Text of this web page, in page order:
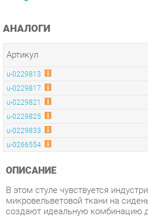
u-0229817
u-0229825
u-0229833
u-0266554
ОПИСАНИЕ
В этом стуле чувствуется
создают идеальную комбинацию
время даст почувствовать ритм
Условия покупки